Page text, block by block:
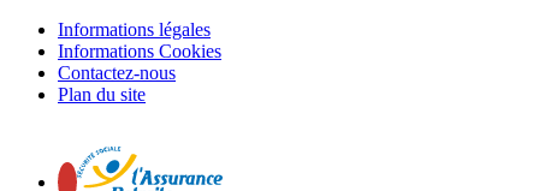
Informations légales
Informations Cookies
Contactez-nous
Plan du site